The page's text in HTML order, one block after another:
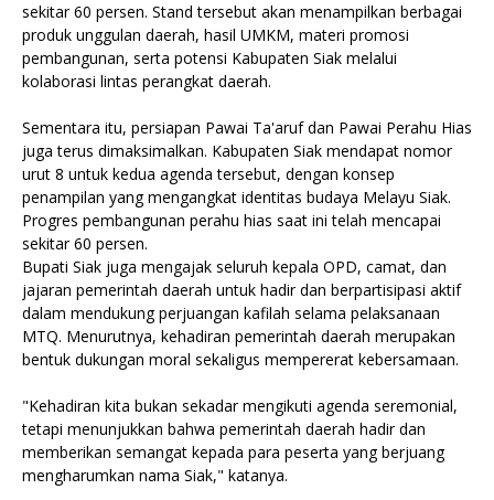
sekitar 60 persen. Stand tersebut akan menampilkan berbagai
produk unggulan daerah, hasil UMKM, materi promosi
pembangunan, serta potensi Kabupaten Siak melalui
kolaborasi lintas perangkat daerah.
Sementara itu, persiapan Pawai Ta'aruf dan Pawai Perahu Hias
juga terus dimaksimalkan. Kabupaten Siak mendapat nomor
urut 8 untuk kedua agenda tersebut, dengan konsep
penampilan yang mengangkat identitas budaya Melayu Siak.
Progres pembangunan perahu hias saat ini telah mencapai
sekitar 60 persen.
Bupati Siak juga mengajak seluruh kepala OPD, camat, dan
jajaran pemerintah daerah untuk hadir dan berpartisipasi aktif
dalam mendukung perjuangan kafilah selama pelaksanaan
MTQ. Menurutnya, kehadiran pemerintah daerah merupakan
bentuk dukungan moral sekaligus mempererat kebersamaan.
"Kehadiran kita bukan sekadar mengikuti agenda seremonial,
tetapi menunjukkan bahwa pemerintah daerah hadir dan
memberikan semangat kepada para peserta yang berjuang
mengharumkan nama Siak," katanya.